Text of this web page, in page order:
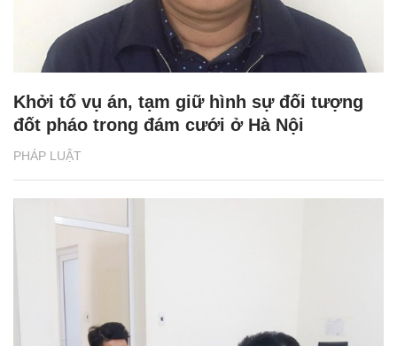
PHÁP LUẬT
Khởi tố vụ án, tạm giữ hình sự đối tượng
đốt pháo trong đám cưới ở Hà Nội